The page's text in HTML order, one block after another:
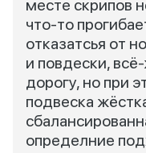
месте скрипов
что-то
отказатсья от
и повдески,
дорогу, но при
подвеска
определние